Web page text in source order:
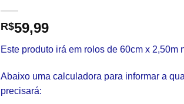
R$59,99
Este produto irá em rolos de 60cm x 2,50m
Abaixo uma calculadora para informar a
precisará: